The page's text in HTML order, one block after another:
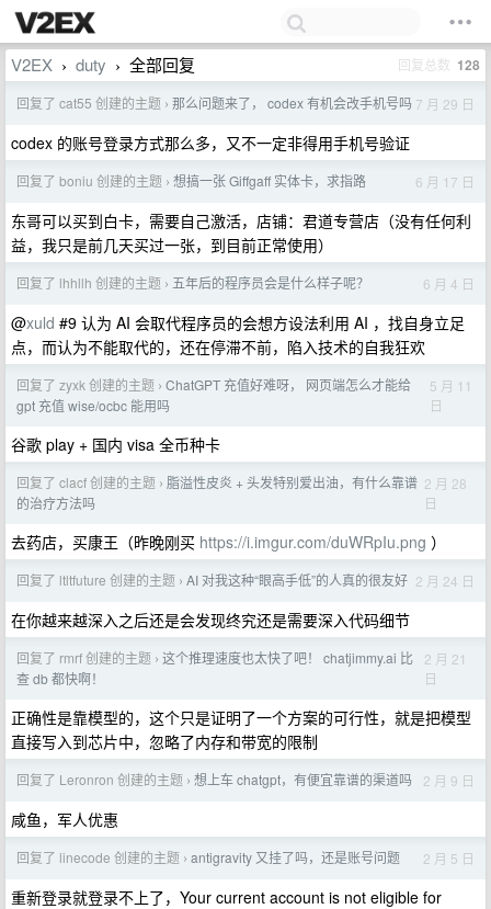
V2EX › duty › 全部回复 回复总数 128
回复了 cat55 创建的主题 › 那么问题来了， codex 有机会改手机号吗 7 月 29 日
codex 的账号登录方式那么多，又不一定非得用手机号验证
回复了 boniu 创建的主题 › 想搞一张 Giffgaff 实体卡，求指路 6 月 17 日
东哥可以买到白卡，需要自己激活，店铺：君道专营店（没有任何利
益，我只是前几天买过一张，到目前正常使用）
回复了 lhhllh 创建的主题 › 五年后的程序员会是什么样子呢？ 6 月 4 日
@xuld #9 认为 AI 会取代程序员的会想方设法利用 AI ，找自身立足
点，而认为不能取代的，还在停滞不前，陷入技术的自我狂欢
回复了 zyxk 创建的主题 › ChatGPT 充值好难呀， 网页端怎么才能给
gpt 充值 wise/ocbc 能用吗
5 月 11
日
谷歌 play + 国内 visa 全币种卡
回复了 clacf 创建的主题 › 脂溢性皮炎 + 头发特别爱出油，有什么靠谱
的治疗方法吗
2 月 28
日
去药店，买康王（昨晚刚买 https://i.imgur.com/duWRpIu.png ）
回复了 ltltfuture 创建的主题 › AI 对我这种“眼高手低”的人真的很友好 2 月 24 日
在你越来越深入之后还是会发现终究还是需要深入代码细节
回复了 rmrf 创建的主题 › 这个推理速度也太快了吧！ chatjimmy.ai 比
查 db 都快啊！
2 月 21
日
正确性是靠模型的，这个只是证明了一个方案的可行性，就是把模型
直接写入到芯片中，忽略了内存和带宽的限制
回复了 Leronron 创建的主题 › 想上车 chatgpt，有便宜靠谱的渠道吗 2 月 9 日
咸鱼，军人优惠
回复了 linecode 创建的主题 › antigravity 又挂了吗，还是账号问题 2 月 5 日
重新登录就登录不上了，Your current account is not eligible for